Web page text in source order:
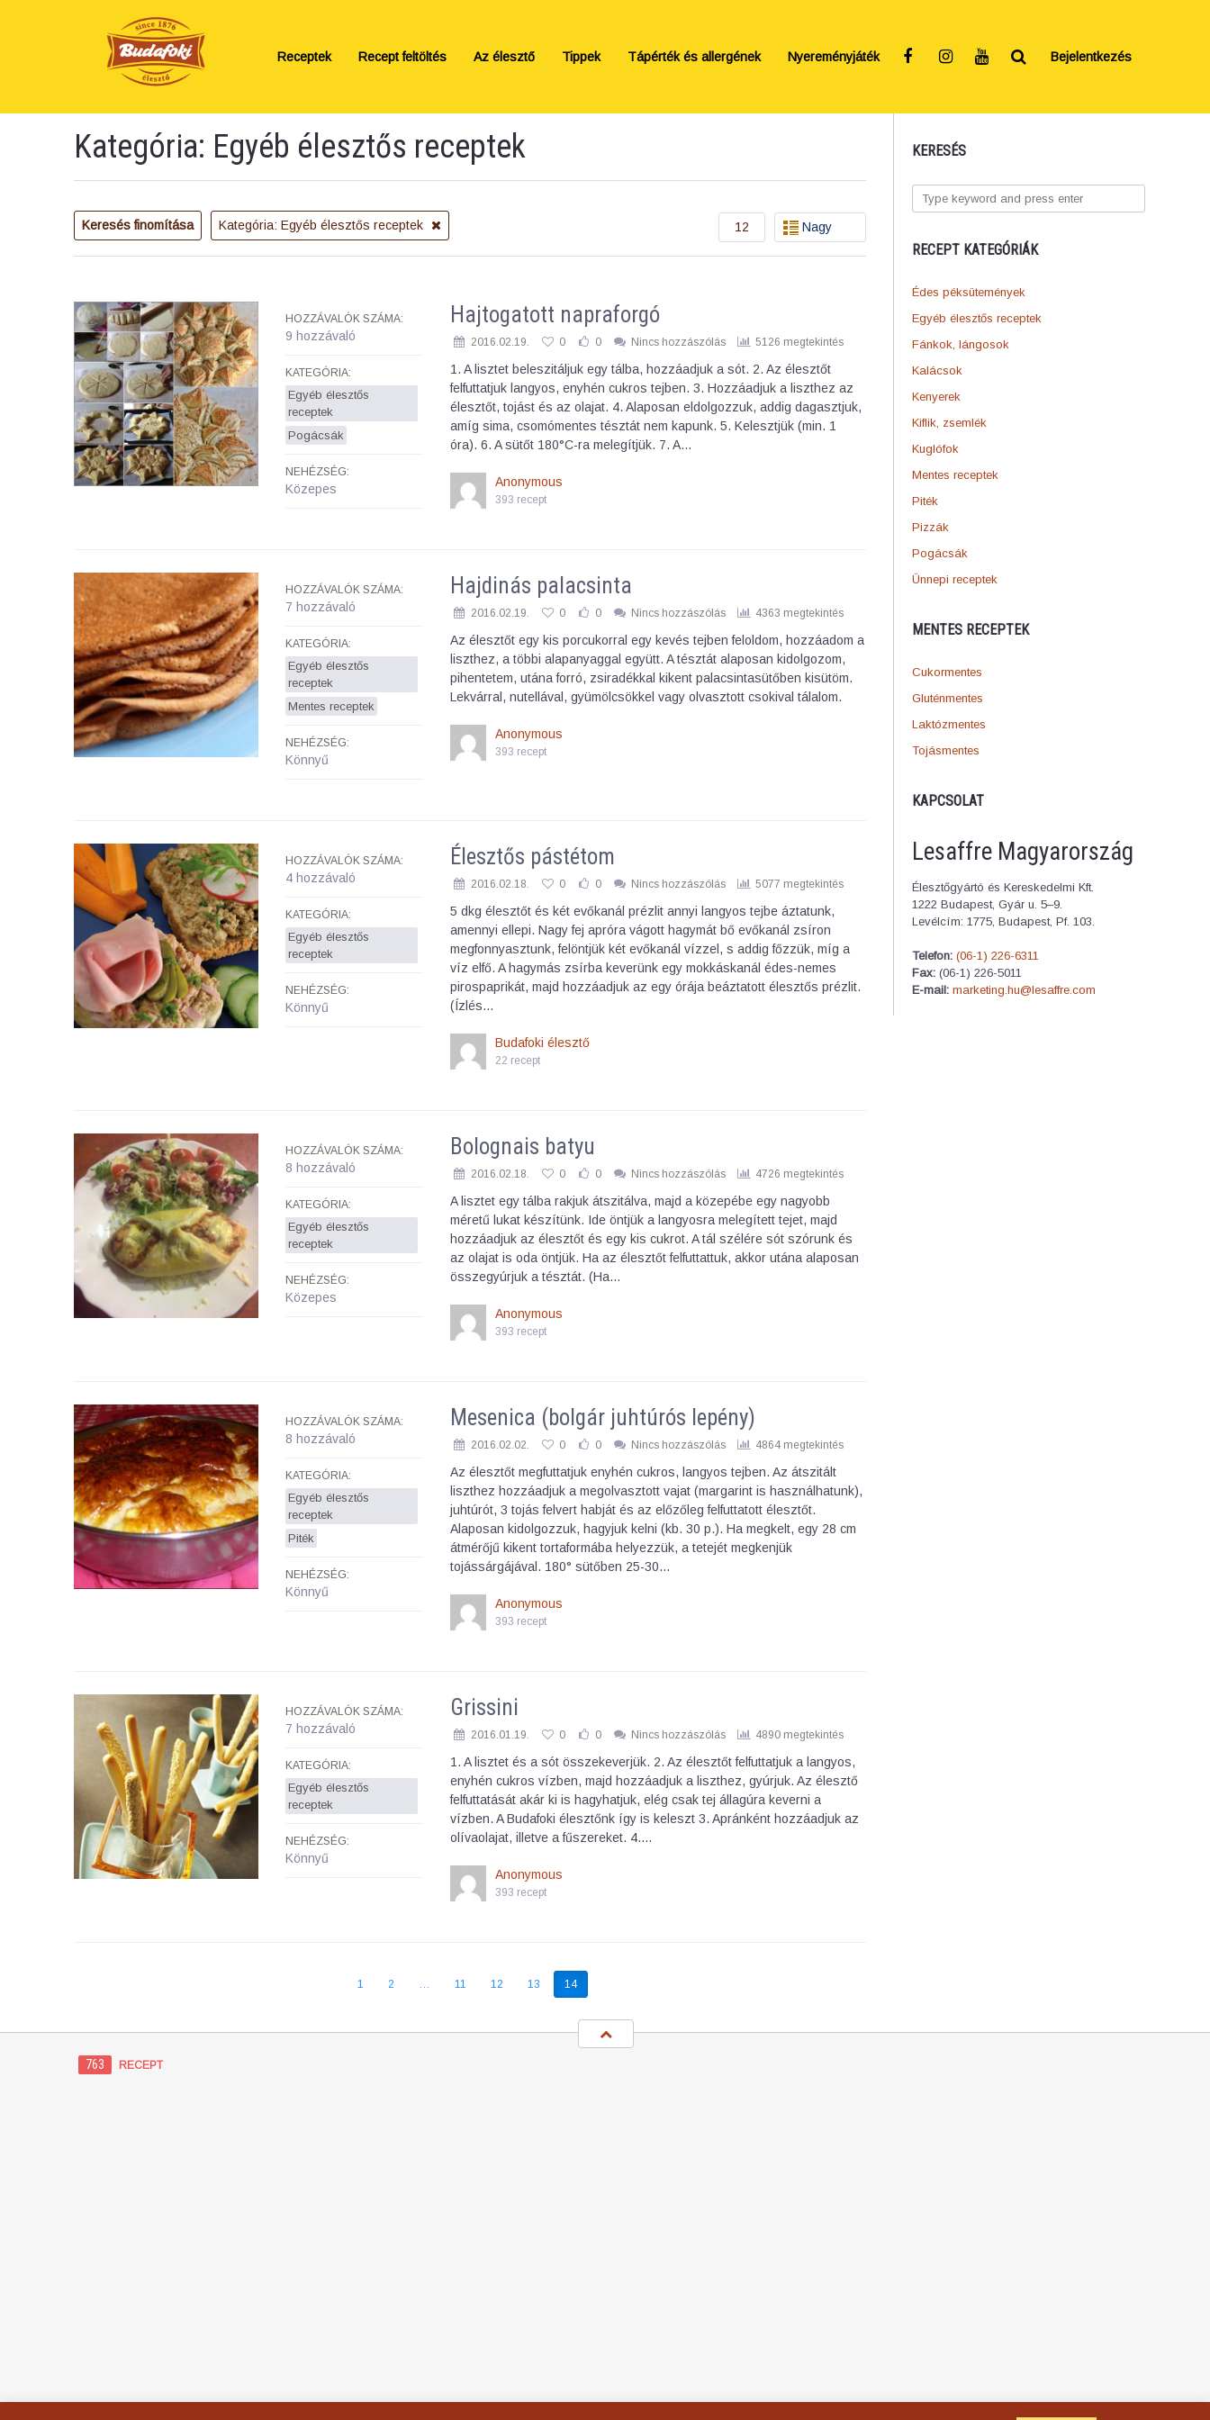
Receptek Recept feltöltés Az élesztő Tippek Tápérték és allergének Nyereményjáték Bejelentkezés
KERESÉS
RECEPT KATEGÓRIÁK
Édes péksütemények
Egyéb élesztős receptek
Fánkok, lángosok
Kalácsok
Kenyerek
Kiflik, zsemlék
Kuglófok
Mentes receptek
Piték
Pizzák
Pogácsák
Ünnepi receptek
MENTES RECEPTEK
Cukormentes
Gluténmentes
Laktózmentes
Tojásmentes
KAPCSOLAT
Lesaffre Magyarország
Élesztőgyártó és Kereskedelmi Kft.
1222 Budapest, Gyár u. 5–9.
Levélcím: 1775, Budapest, Pf. 103.
Telefon: (06-1) 226-6311
Fax: (06-1) 226-5011
E-mail: marketing.hu@lesaffre.com
Kategória: Egyéb élesztős receptek
Keresés finomítása Kategória: Egyéb élesztős receptek Nagy
12
HOZZÁVALÓK SZÁMA:
9 hozzávaló
KATEGÓRIA:
Egyéb élesztős
receptek
Pogácsák
NEHÉZSÉG:
Közepes
Hajtogatott napraforgó
2016.02.19. 0 0 Nincs hozzászólás 5126 megtekintés
1. A lisztet beleszitáljuk egy tálba, hozzáadjuk a sót. 2. Az élesztőt
felfuttatjuk langyos, enyhén cukros tejben. 3. Hozzáadjuk a liszthez az
élesztőt, tojást és az olajat. 4. Alaposan eldolgozzuk, addig dagasztjuk,
amíg sima, csomómentes tésztát nem kapunk. 5. Kelesztjük (min. 1
óra). 6. A sütőt 180°C-ra melegítjük. 7. A…
Anonymous
393 recept
HOZZÁVALÓK SZÁMA:
7 hozzávaló
KATEGÓRIA:
Egyéb élesztős
receptek
Mentes receptek
NEHÉZSÉG:
Könnyű
Hajdinás palacsinta
2016.02.19. 0 0 Nincs hozzászólás 4363 megtekintés
Az élesztőt egy kis porcukorral egy kevés tejben feloldom, hozzáadom a
liszthez, a többi alapanyaggal együtt. A tésztát alaposan kidolgozom,
pihentetem, utána forró, zsiradékkal kikent palacsintasütőben kisütöm.
Lekvárral, nutellával, gyümölcsökkel vagy olvasztott csokival tálalom.
Anonymous
393 recept
HOZZÁVALÓK SZÁMA:
4 hozzávaló
KATEGÓRIA:
Egyéb élesztős
receptek
NEHÉZSÉG:
Könnyű
Élesztős pástétom
2016.02.18. 0 0 Nincs hozzászólás 5077 megtekintés
5 dkg élesztőt és két evőkanál prézlit annyi langyos tejbe áztatunk,
amennyi ellepi. Nagy fej apróra vágott hagymát bő evőkanál zsíron
megfonnyasztunk, felöntjük két evőkanál vízzel, s addig főzzük, míg a
víz elfő. A hagymás zsírba keverünk egy mokkáskanál édes-nemes
pirospaprikát, majd hozzáadjuk az egy órája beáztatott élesztős prézlit.
(Ízlés…
Budafoki élesztő
22 recept
HOZZÁVALÓK SZÁMA:
8 hozzávaló
KATEGÓRIA:
Egyéb élesztős
receptek
NEHÉZSÉG:
Közepes
Bolognais batyu
2016.02.18. 0 0 Nincs hozzászólás 4726 megtekintés
A lisztet egy tálba rakjuk átszitálva, majd a közepébe egy nagyobb
méretű lukat készítünk. Ide öntjük a langyosra melegített tejet, majd
hozzáadjuk az élesztőt és egy kis cukrot. A tál szélére sót szórunk és
az olajat is oda öntjük. Ha az élesztőt felfuttattuk, akkor utána alaposan
összegyúrjuk a tésztát. (Ha…
Anonymous
393 recept
HOZZÁVALÓK SZÁMA:
8 hozzávaló
KATEGÓRIA:
Egyéb élesztős
receptek
Piték
NEHÉZSÉG:
Könnyű
Mesenica (bolgár juhtúrós lepény)
2016.02.02. 0 0 Nincs hozzászólás 4864 megtekintés
Az élesztőt megfuttatjuk enyhén cukros, langyos tejben. Az átszitált
liszthez hozzáadjuk a megolvasztott vajat (margarint is használhatunk),
juhtúrót, 3 tojás felvert habját és az előzőleg felfuttatott élesztőt.
Alaposan kidolgozzuk, hagyjuk kelni (kb. 30 p.). Ha megkelt, egy 28 cm
átmérőjű kikent tortaformába helyezzük, a tetejét megkenjük
tojássárgájával. 180° sütőben 25-30…
Anonymous
393 recept
HOZZÁVALÓK SZÁMA:
7 hozzávaló
KATEGÓRIA:
Egyéb élesztős
receptek
NEHÉZSÉG:
Könnyű
Grissini
2016.01.19. 0 0 Nincs hozzászólás 4890 megtekintés
1. A lisztet és a sót összekeverjük. 2. Az élesztőt felfuttatjuk a langyos,
enyhén cukros vízben, majd hozzáadjuk a liszthez, gyúrjuk. Az élesztő
felfuttatását akár ki is hagyhatjuk, elég csak tej állagúra keverni a
vízben. A Budafoki élesztőnk így is keleszt 3. Apránként hozzáadjuk az
olívaolajat, illetve a fűszereket. 4.…
Anonymous
393 recept
1 2 … 11 12 13 14
763 RECEPT